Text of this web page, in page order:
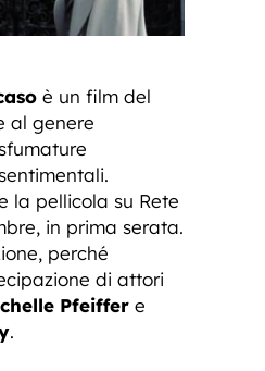
è un film del
al genere
la pellicola su Rete
in prima serata.
perché
di attori
Pfeiffer e
.